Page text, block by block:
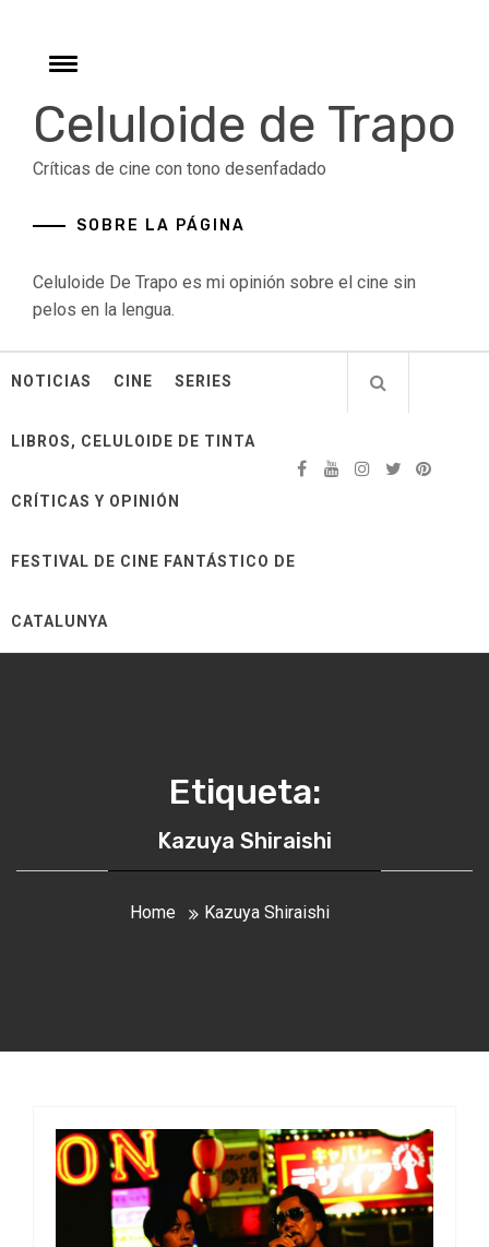
contentToggle
Celuloide de Trapo
Críticas de cine con tono desenfadado
SOBRE LA PÁGINA
Celuloide De Trapo es mi opinión sobre el cine sin
pelos en la lengua.
NOTICIAS CINE SERIES
LIBROS, CELULOIDE DE TINTA
CRÍTICAS Y OPINIÓN
FESTIVAL DE CINE FANTÁSTICO DE
CATALUNYA
Etiqueta:
Kazuya Shiraishi
Home Kazuya Shiraishi